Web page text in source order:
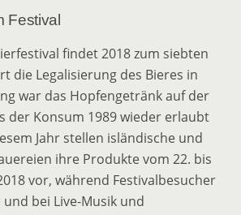
Festival
findet 2018 zum siebten
die Legalisierung des Bieres in
war das Hopfengetränk auf der
der Konsum 1989 wieder erlaubt
Jahr stellen isländische und
ihre Produkte vom 22. bis
vor, während Festivalbesucher
bei Live-Musik und